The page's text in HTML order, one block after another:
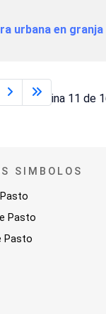
urbana en granja
Página 11 de
SIMBOLOS
Pasto
Pasto